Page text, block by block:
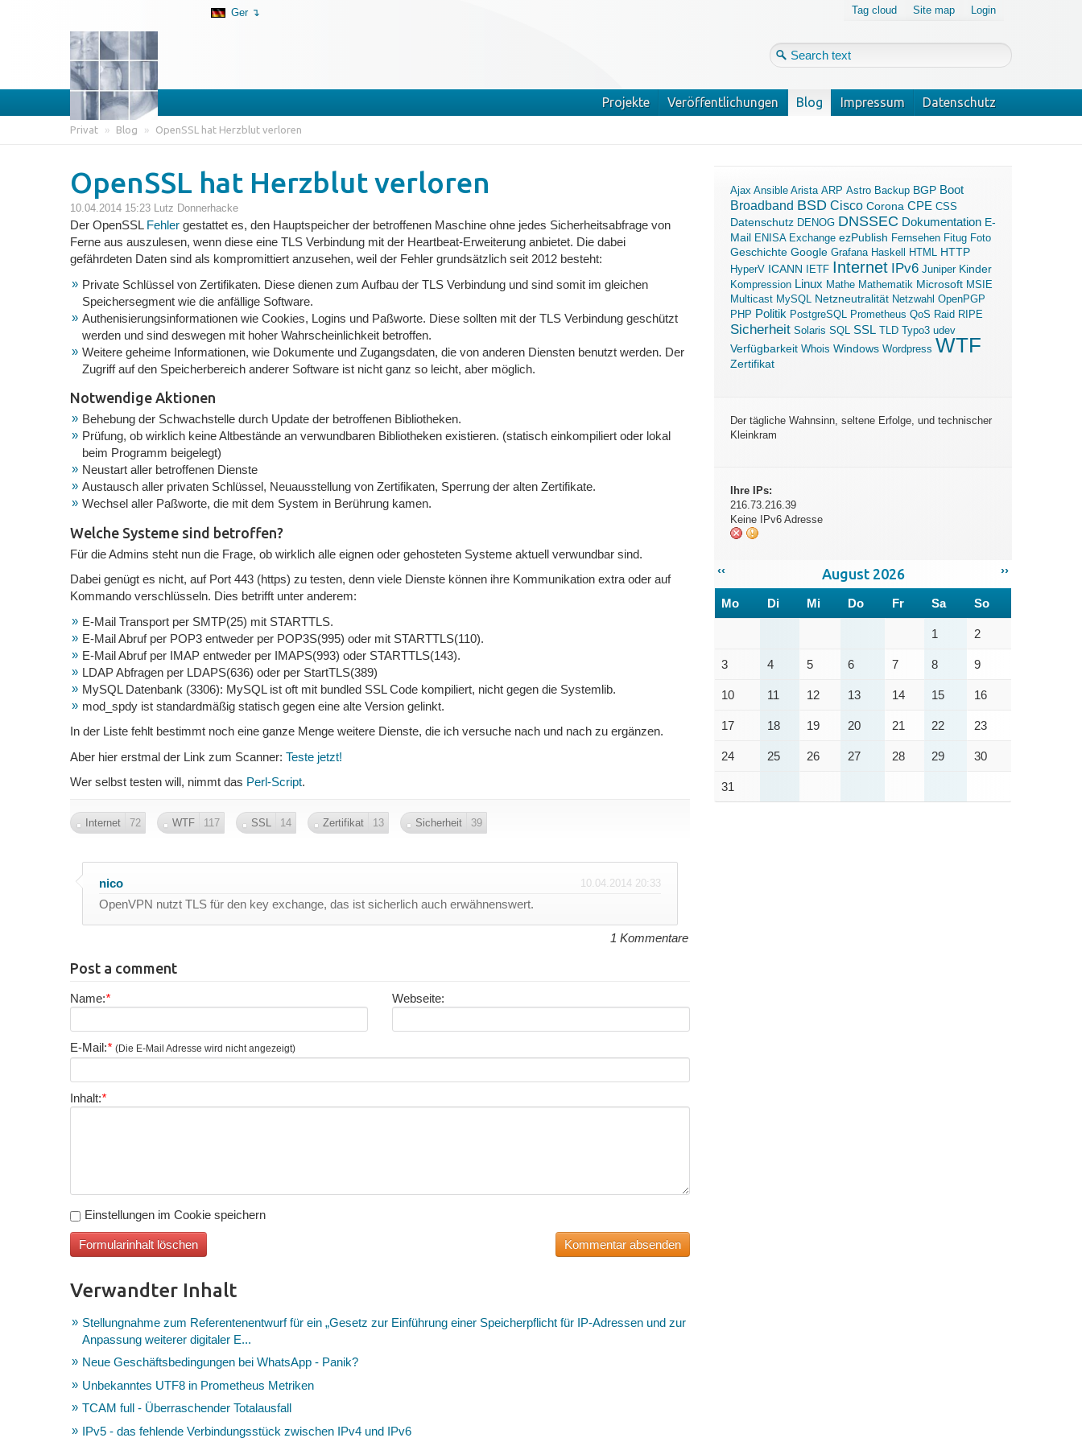
Ger ↴ Tag cloud Site map Login
Forgot your password? Login
Projekte Veröffentlichungen Blog Impressum Datenschutz
Privat » Blog » OpenSSL hat Herzblut verloren
OpenSSL hat Herzblut verloren
10.04.2014 15:23 Lutz Donnerhacke
Der OpenSSL Fehler gestattet es, den Hauptspeicher der betroffenen Maschine ohne jedes Sicherheitsabfrage von
Ferne aus auszulesen, wenn diese eine TLS Verbindung mit der Heartbeat-Erweiterung anbietet. Die dabei
gefährdeten Daten sind als kompromittiert anzusehen, weil der Fehler grundsätzlich seit 2012 besteht:
Private Schlüssel von Zertifikaten. Diese dienen zum Aufbau der TLS Verbindung und sind somit im gleichen
Speichersegment wie die anfällige Software.
Authenisierungsinformationen wie Cookies, Logins und Paßworte. Diese sollten mit der TLS Verbindung geschützt
werden und sind deswegen mit hoher Wahrscheinlichkeit betroffen.
Weitere geheime Informationen, wie Dokumente und Zugangsdaten, die von anderen Diensten benutzt werden. Der
Zugriff auf den Speicherbereich anderer Software ist nicht ganz so leicht, aber möglich.
Notwendige Aktionen
Behebung der Schwachstelle durch Update der betroffenen Bibliotheken.
Prüfung, ob wirklich keine Altbestände an verwundbaren Bibliotheken existieren. (statisch einkompiliert oder lokal
beim Programm beigelegt)
Neustart aller betroffenen Dienste
Austausch aller privaten Schlüssel, Neuausstellung von Zertifikaten, Sperrung der alten Zertifikate.
Wechsel aller Paßworte, die mit dem System in Berührung kamen.
Welche Systeme sind betroffen?
Für die Admins steht nun die Frage, ob wirklich alle eignen oder gehosteten Systeme aktuell verwundbar sind.
Dabei genügt es nicht, auf Port 443 (https) zu testen, denn viele Dienste können ihre Kommunikation extra oder auf
Kommando verschlüsseln. Dies betrifft unter anderem:
E-Mail Transport per SMTP(25) mit STARTTLS.
E-Mail Abruf per POP3 entweder per POP3S(995) oder mit STARTTLS(110).
E-Mail Abruf per IMAP entweder per IMAPS(993) oder STARTTLS(143).
LDAP Abfragen per LDAPS(636) oder per StartTLS(389)
MySQL Datenbank (3306): MySQL ist oft mit bundled SSL Code kompiliert, nicht gegen die Systemlib.
mod_spdy ist standardmäßig statisch gegen eine alte Version gelinkt.
In der Liste fehlt bestimmt noch eine ganze Menge weitere Dienste, die ich versuche nach und nach zu ergänzen.
Aber hier erstmal der Link zum Scanner: Teste jetzt!
Wer selbst testen will, nimmt das Perl-Script.
Internet 72 WTF 117 SSL 14 Zertifikat 13 Sicherheit 39
nico 10.04.2014 20:33
OpenVPN nutzt TLS für den key exchange, das ist sicherlich auch erwähnenswert.
1 Kommentare
Post a comment
Name:* Webseite:
E-Mail:* (Die E-Mail Adresse wird nicht angezeigt)
Inhalt:*
Einstellungen im Cookie speichern
Verwandter Inhalt
Stellungnahme zum Referentenentwurf für ein „Gesetz zur Einführung einer Speicherpflicht für IP-Adressen und zur
Anpassung weiterer digitaler E...
Neue Geschäftsbedingungen bei WhatsApp - Panik?
Unbekanntes UTF8 in Prometheus Metriken
TCAM full - Überraschender Totalausfall
IPv5 - das fehlende Verbindungsstück zwischen IPv4 und IPv6
Ajax Ansible Arista ARP Astro Backup BGP Boot
Broadband BSD Cisco Corona CPE CSS
Datenschutz DENOG DNSSEC Dokumentation E-
Mail ENISA Exchange ezPublish Fernsehen Fitug Foto
Geschichte Google Grafana Haskell HTML HTTP
HyperV ICANN IETF Internet IPv6 Juniper Kinder
Kompression Linux Mathe Mathematik Microsoft MSIE
Multicast MySQL Netzneutralität Netzwahl OpenPGP
PHP Politik PostgreSQL Prometheus QoS Raid RIPE
Sicherheit Solaris SQL SSL TLD Typo3 udev
Verfügbarkeit Whois Windows Wordpress WTF
Zertifikat
Der tägliche Wahnsinn, seltene Erfolge, und technischer
Kleinkram
Ihre IPs:
216.73.216.39
Keine IPv6 Adresse
‹‹ ››
August 2026
Mo Di Mi Do Fr Sa So
1 2
3 4 5 6 7 8 9
10 11 12 13 14 15 16
17 18 19 20 21 22 23
24 25 26 27 28 29 30
31